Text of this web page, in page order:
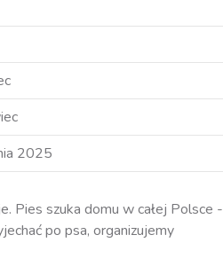
2025
Pies szuka domu w całej Polsce -
po psa, organizujemy